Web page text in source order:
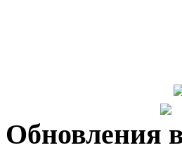
Обновления